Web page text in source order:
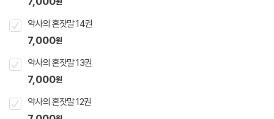
약사의 혼잣말 14권
7,000원
약사의 혼잣말 13권
7,000원
약사의 혼잣말 12권